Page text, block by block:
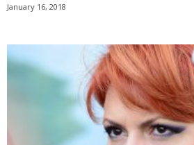
January 16, 2018